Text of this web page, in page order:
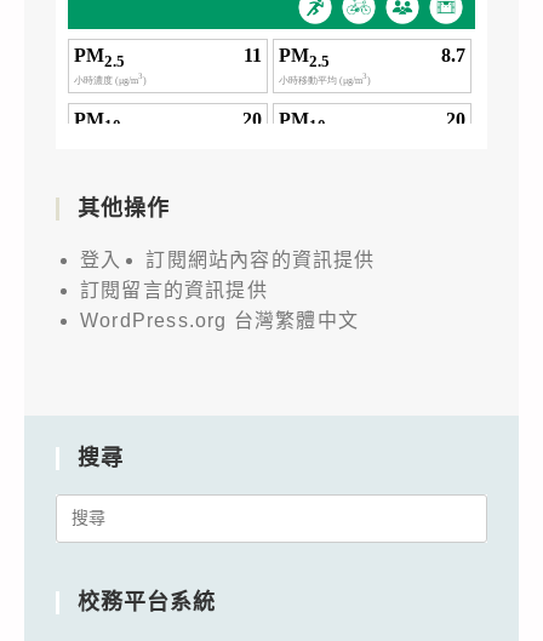
其他操作
登入
訂閱網站內容的資訊提供
訂閱留言的資訊提供
WordPress.org 台灣繁體中文
搜尋
Search
校務平台系統